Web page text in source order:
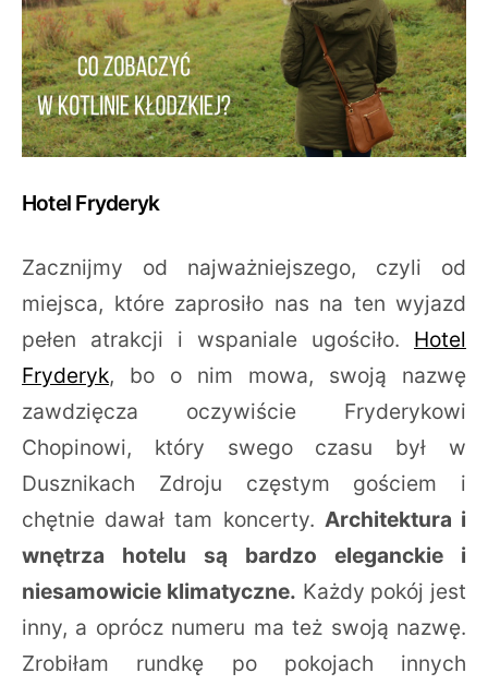
Hotel Fryderyk
Zacznijmy od najważniejszego, czyli od
miejsca, które zaprosiło nas na ten wyjazd
pełen atrakcji i wspaniale ugościło. Hotel
Fryderyk, bo o nim mowa, swoją nazwę
zawdzięcza oczywiście Fryderykowi
Chopinowi, który swego czasu był w
Dusznikach Zdroju częstym gościem i
chętnie dawał tam koncerty. Architektura i
wnętrza hotelu są bardzo eleganckie i
niesamowicie klimatyczne. Każdy pokój jest
inny, a oprócz numeru ma też swoją nazwę.
Zrobiłam rundkę po pokojach innych